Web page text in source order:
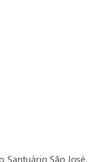
Santuário São José,